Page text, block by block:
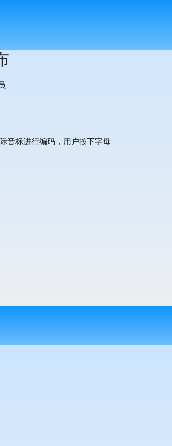
音标进行编码，用户按下字母